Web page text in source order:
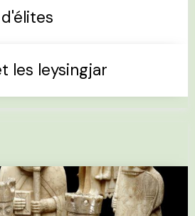
les leysingjar